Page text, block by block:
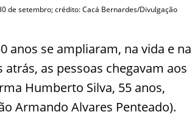
de setembro; crédito: Cacá Bernardes/Divulgação
anos se ampliaram, na vida e na
as pessoas chegavam aos
Humberto Silva, 55 anos,
Armando Alvares Penteado).